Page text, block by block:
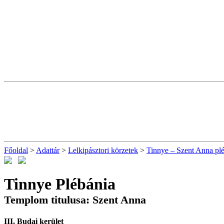
Főoldal > Adattár> Lelkipásztori körzetek > Tinnye – Szent Anna
Tinnye Plébánia
Templom titulusa: Szent Anna
III. Budai kerület